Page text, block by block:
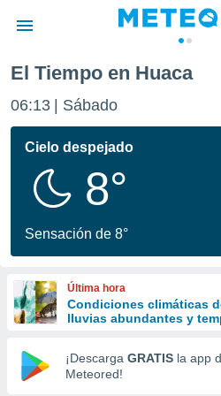
de
por
se
calidad.
a este
las
y
forma
digital
basada
El Tiempo en Huaca
06:13 Sábado
Cielo despejado
8°
Sensación de 8°
Última hora
Condiciones climáticas
lluvias abundantes y
¡Descarga GRATIS la app
Meteored!